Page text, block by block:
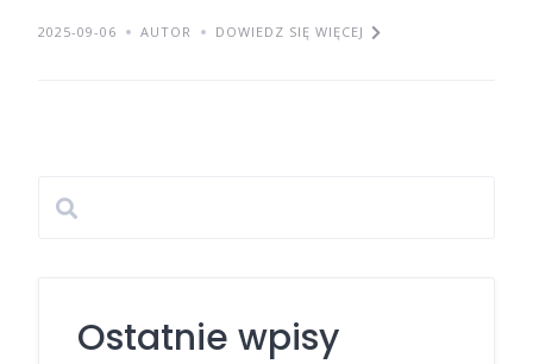
2025-09-06 AUTOR DOWIEDZ SIĘ WIĘCEJ
Ostatnie wpisy